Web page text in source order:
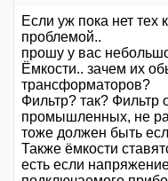
Если уж пока нет тех
проблемой..
прошу у вас
Ёмкости.. зачем их
трансформаторов?
Фильтр? так? Фильтр
промышленных, не
тоже должен быть
Также ёмкости
есть если